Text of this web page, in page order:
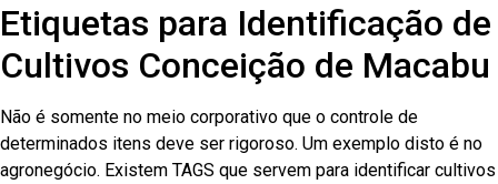
Etiquetas para Identificação de
Cultivos Conceição de Macabu
Não é somente no meio corporativo que o controle de
determinados itens deve ser rigoroso. Um exemplo disto é no
agronegócio. Existem TAGS que servem para identificar cultivos